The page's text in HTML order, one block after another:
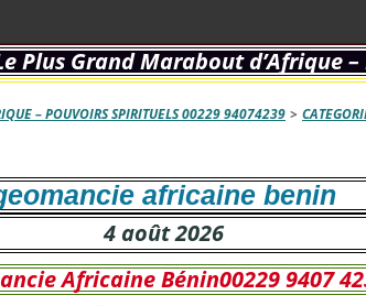
– POUVOIRS SPIRITUELS 00229 94074239 >
africaine benin
4 août 2026
Africaine Bénin00229 9407